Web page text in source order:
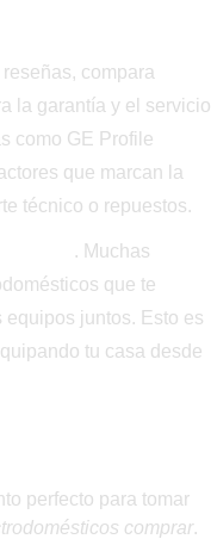
reseñas, compara
la garantía y el servicio
como GE Profile
que marcan la
técnico o repuestos.
. Muchas
que te
equipos juntos. Esto es
tu casa desde
perfecto para tomar
comprar.